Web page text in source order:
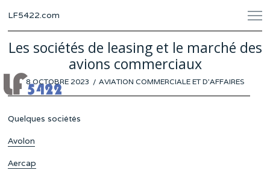
LF5422.com
Les sociétés de leasing et le marché des
avions commerciaux
POSTED
ON
8 OCTOBRE 2023 1 AVIATION COMMERCIALE ET D'AFFAIRES
Quelques sociétés
Avolon
Aercap